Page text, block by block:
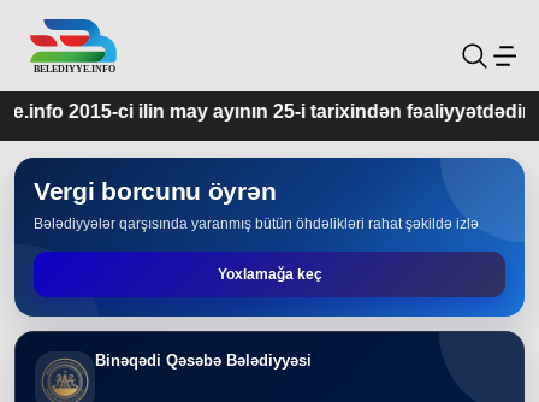
ayının 25-i tarixindən fəaliyyətdədir.
Vergi borcunu öyrən
Bələdiyyələr qarşısında yaranmış bütün öhdəlikləri rahat şəkildə izlə
Yoxlamağa keç
Binəqədi Qəsəbə Bələdiyyəsi